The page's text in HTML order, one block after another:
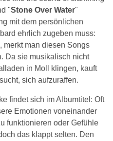
"Stone Over Water"
mit dem persönlichen
ehrlich zugeben muss:
merkt man diesen Songs
Da sie musikalisch nicht
in Moll klingen, kauft
sich aufzuraffen.
findet sich im Albumtitel: Oft
Emotionen voneinander
funktionieren oder Gefühle
das klappt selten. Den